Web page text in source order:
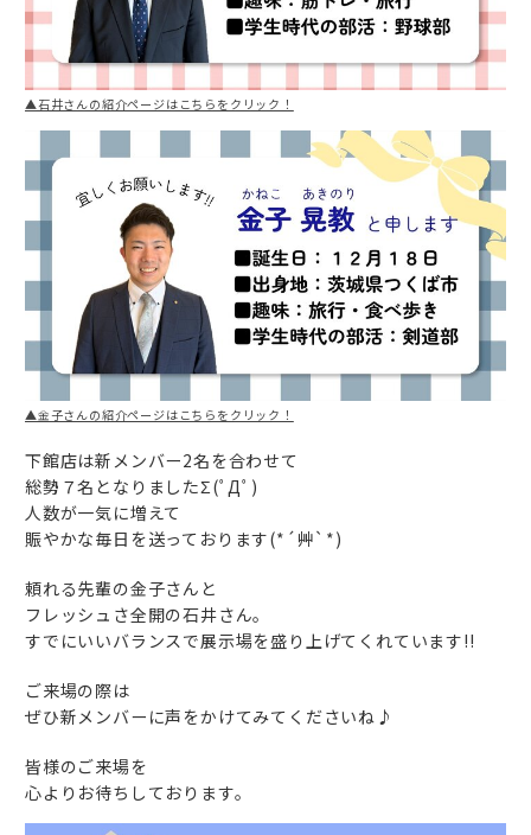
▲石井さんの紹介ページはこちらをクリック！
▲金子さんの紹介ページはこちらをクリック！
下館店は新メンバー2名を合わせて
総勢７名となりましたΣ(ﾟДﾟ)
人数が一気に増えて
賑やかな毎日を送っております(*´艸`*)
頼れる先輩の金子さんと
フレッシュさ全開の石井さん。
すでにいいバランスで展示場を盛り上げてくれています!!
ご来場の際は
ぜひ新メンバーに声をかけてみてくださいね♪
皆様のご来場を
心よりお待ちしております。